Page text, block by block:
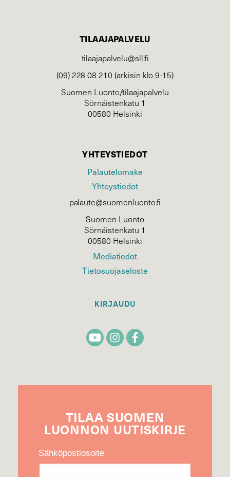
TILAAJAPALVELU
tilaajapalvelu@sll.fi
(09) 228 08 210 (arkisin klo 9-15)
Suomen Luonto/tilaajapalvelu
Sörnäistenkatu 1
00580 Helsinki
YHTEYSTIEDOT
Palautelomake
Yhteystiedot
palaute@suomenluonto.fi
Suomen Luonto
Sörnäistenkatu 1
00580 Helsinki
Mediatiedot
Tietosuojaseloste
KIRJAUDU
TILAA SUOMEN
LUONNON UUTIS­KIRJE
Sähköpostiosoite